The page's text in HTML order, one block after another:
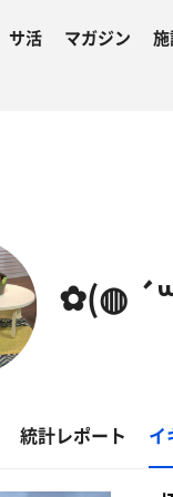
サ活 マガジン
✿(◍
統計レポート イ